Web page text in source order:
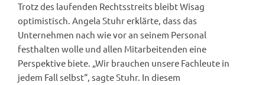
Trotz des laufenden Rechtsstreits bleibt Wisag
optimistisch. Angela Stuhr erklärte, dass das
Unternehmen nach wie vor an seinem Personal
festhalten wolle und allen Mitarbeitenden eine
Perspektive biete. „Wir brauchen unsere Fachleute in
jedem Fall selbst“, sagte Stuhr. In diesem